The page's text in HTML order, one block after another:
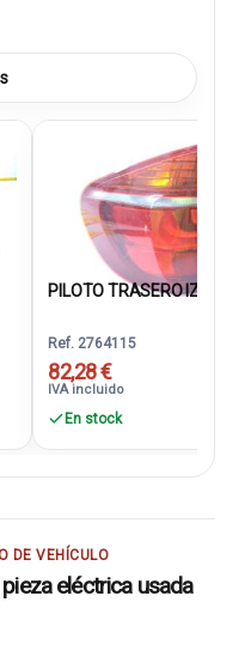
PILOTO TRASERO
Ref. 2764115
82,28 €
IVA incluido
En stock
DE VEHÍCULO
eléctrica usada